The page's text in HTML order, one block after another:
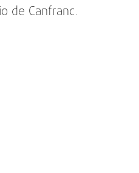
de Canfranc.